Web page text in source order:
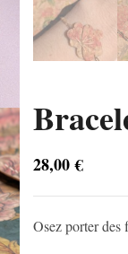
28,00€
Osez porter des